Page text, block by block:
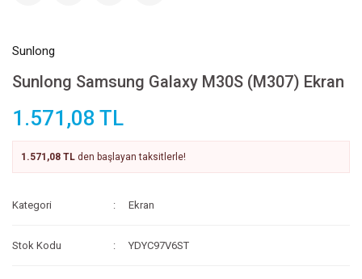
Sunlong
Sunlong Samsung Galaxy M30S (M307) Ekran
1.571,08 TL
1.571,08 TL den başlayan taksitlerle!
Kategori Ekran
Stok Kodu YDYC97V6ST